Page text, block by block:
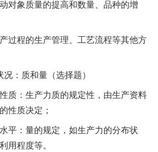
象质量的提高和数量、品种的增
程的生产管理、工艺流程等其他方
：质和量（选择题）
：生产力质的规定性，由生产资料
性质决定；
：量的规定，如生产力的分布状
用程度等。